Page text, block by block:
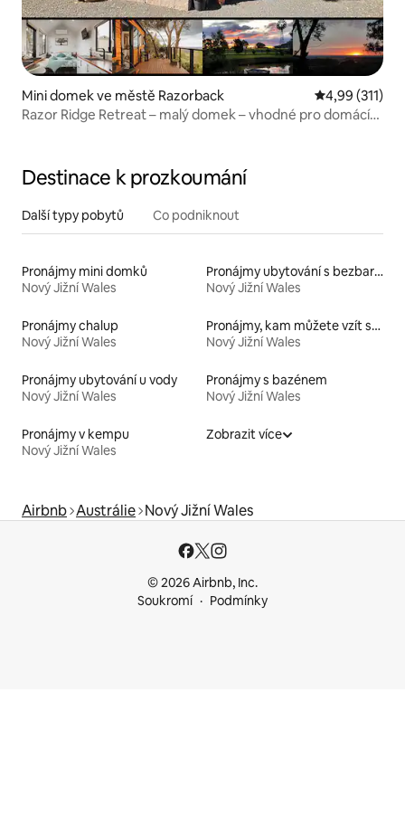
Mini domek ve městě Razorback Průměrné
4,99 (311)
Razor Ridge Retreat – malý domek – vhodné pro domácí
Destinace k prozkoumání
Další typy pobytů Co podniknout
Pronájmy mini domků
Nový Jižní Wales
Pronájmy ubytování s bezbariérovou toaletou
Nový Jižní Wales
Pronájmy chalup
Nový Jižní Wales
Pronájmy, kam můžete vzít své domácí mazlíčky
Nový Jižní Wales
Pronájmy ubytování u vody
Nový Jižní Wales
Pronájmy s bazénem
Nový Jižní Wales
Pronájmy v kempu
Nový Jižní Wales
Zobrazit více
Airbnb Austrálie Nový Jižní Wales
© 2026 Airbnb, Inc.
Soukromí
Podmínky